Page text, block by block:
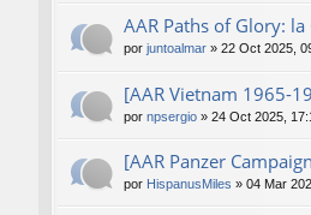
AAR Paths of Glory:
por juntoalmar » 22 Oct 2025,
[AAR Vietnam 1965-
por npsergio » 24 Oct 2025,
[AAR Panzer
por HispanusMiles » 04 Mar